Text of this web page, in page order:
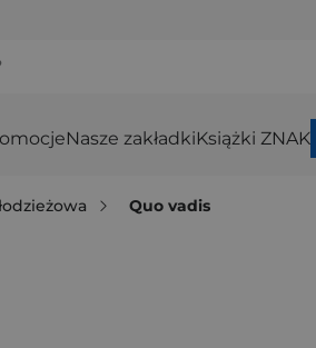
Nasze zakładkiKsiążki ZNAK
Quo vadis